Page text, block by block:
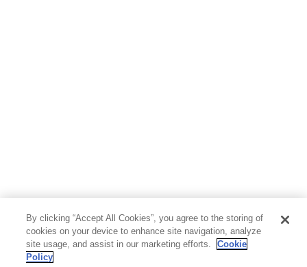
By clicking “Accept All Cookies”, you agree to the storing of
cookies on your device to enhance site navigation, analyze
site usage, and assist in our marketing efforts.
Cookie
Policy